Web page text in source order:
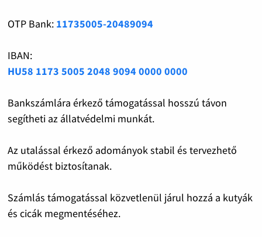
OTP Bank: 11735005-20489094
IBAN:
HU58 1173 5005 2048 9094 0000 0000
Bankszámlára érkező támogatással hosszú távon
segítheti az állatvédelmi munkát.
Az utalással érkező adományok stabil és tervezhető
működést biztosítanak.
Számlás támogatással közvetlenül járul hozzá a kutyák
és cicák megmentéséhez.